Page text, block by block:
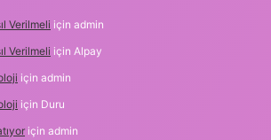
Verilmeli için admin
Verilmeli için Alpay
için admin
için Duru
için admin